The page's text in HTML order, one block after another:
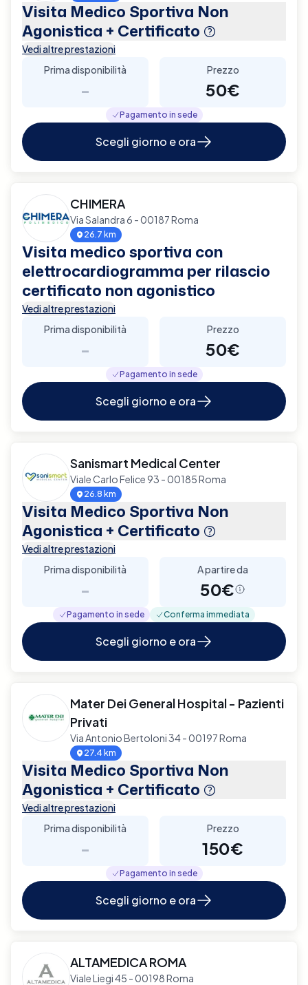
Visita Medico Sportiva Non
Agonistica + Certificato
Vedi altre prestazioni
Prima disponibilità
-
Prezzo
50€
Pagamento in sede
Scegli giorno e ora
CHIMERA
Via Salandra 6 - 00187 Roma
26.7 km
Visita medico sportiva con
elettrocardiogramma per rilascio
certificato non agonistico
Vedi altre prestazioni
Prima disponibilità
-
Prezzo
50€
Pagamento in sede
Scegli giorno e ora
Sanismart Medical Center
Viale Carlo Felice 93 - 00185 Roma
26.8 km
Visita Medico Sportiva Non
Agonistica + Certificato
Vedi altre prestazioni
Prima disponibilità
-
A partire da
50€
Pagamento in sede Conferma immediata
Scegli giorno e ora
Mater Dei General Hospital - Pazienti
Privati
Via Antonio Bertoloni 34 - 00197 Roma
27.4 km
Visita Medico Sportiva Non
Agonistica + Certificato
Vedi altre prestazioni
Prima disponibilità
-
Prezzo
150€
Pagamento in sede
Scegli giorno e ora
ALTAMEDICA ROMA
Viale Liegi 45 - 00198 Roma